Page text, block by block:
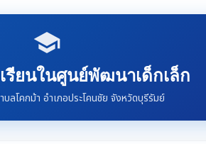
school
รียนในศูนย์พัฒนาเด็กเล็ก
ลโคกม้า อำเภอประโคนชัย จังหวัดบุรีรัมย์